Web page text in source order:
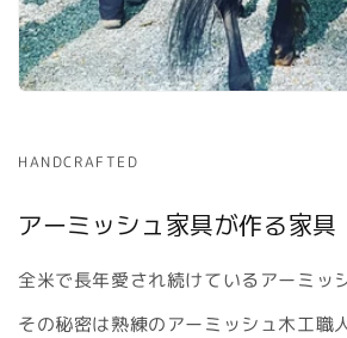
HANDCRAFTED
アーミッシュ家具が作る家具
全米で長年愛され続けているアーミッ
その秘密は熟練のアーミッシュ木工職